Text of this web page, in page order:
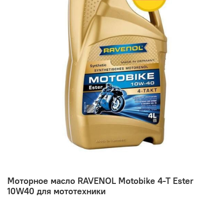
Моторное масло RAVENOL Motobike 4-T Ester
10W40 для мототехники